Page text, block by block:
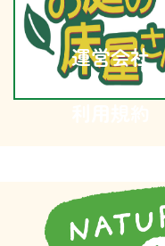
運営会社